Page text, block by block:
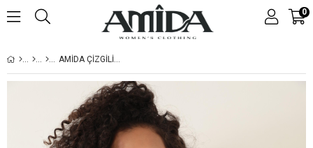
0
AMIDA ÇIZGILI SIYAH FITILLI GÖRÜNÜMLÜ BISIKLET YAKA KISA KOLLU ÇITÇITLI BODYSUIT- 2409